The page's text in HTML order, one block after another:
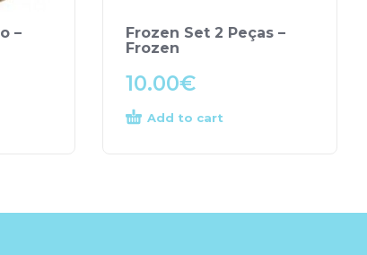
–
Frozen Set 2 Peças –
Frozen
10.00€
Add to cart